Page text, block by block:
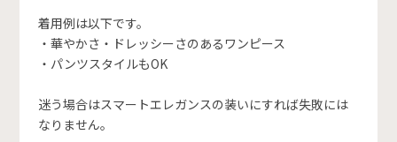
着用例は以下です。
・華やかさ・ドレッシーさのあるワンピース
・パンツスタイルもOK
迷う場合はスマートエレガンスの装いにすれば失敗には
なりません。